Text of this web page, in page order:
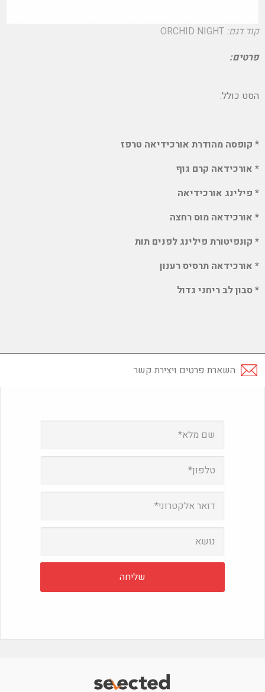
קוד דגם: ORCHID NIGHT
פרטים:
הסט כולל:
* קופסה מהודרת אורכידיאה טרפז
* אורכידאה קרם גוף
* פילינג אורכידיאה
* אורכידאה מוס רחצה
* קונפיטורת פילינג לפנים תות
* אורכידאה תרסיס רענון
*סבון לב ריחני גדול
השארת פרטים ויצירת קשר